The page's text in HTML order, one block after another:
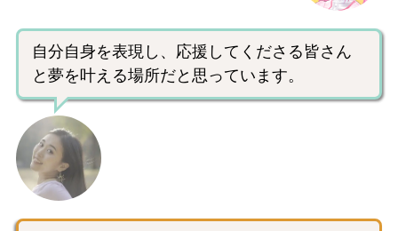
自分自身を表現し、応援してくださる皆さん
と夢を叶える場所だと思っています。